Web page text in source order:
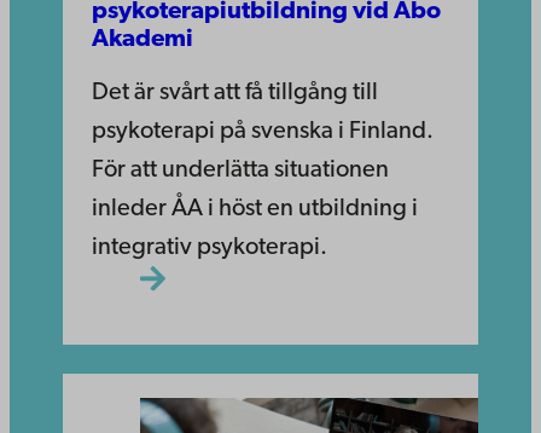
psykoterapiutbildning vid Åbo
Akademi
Det är svårt att få tillgång till
psykoterapi på svenska i Finland.
För att underlätta situationen
inleder ÅA i höst en utbildning i
integrativ psykoterapi.